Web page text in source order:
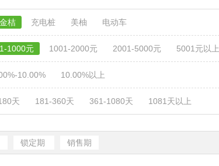
金桔 充电桩 美柚 电动车
1000元 1001-2000元 2001-5000元 5001元以上
10.00% 10.00%以上
天 181-360天 361-1080天 1081天以上
锁定期 销售期